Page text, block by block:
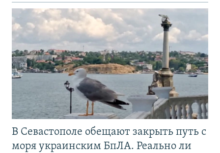
В Севастополе обещают закрыть путь с
моря украинским БпЛА. Реально ли